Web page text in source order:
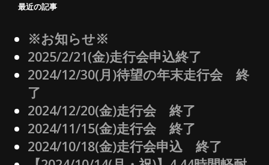
最近の記事
※お知らせ※
2025/2/21(金)走行会申込終了
2024/12/30(月)待望の年末走行会 終
了
2024/12/20(金)走行会 終了
2024/11/15(金)走行会 終了
2024/10/18(金)走行会申込 終了